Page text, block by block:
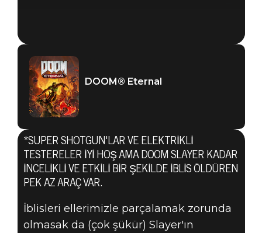
15 Mart 2020
DOOM® Eternal
*SUPER SHOTGUN'LAR VE ELEKTRIKLI
TESTERELER IYI HOŞ AMA DOOM SLAYER KADAR
INCELIKLI VE ETKILI BIR ŞEKILDE IBLIS ÖLDÜREN
PEK AZ ARAÇ VAR.
İblisleri ellerimizle parçalamak zorunda
olmasak da (çok şükür) Slayer'ın